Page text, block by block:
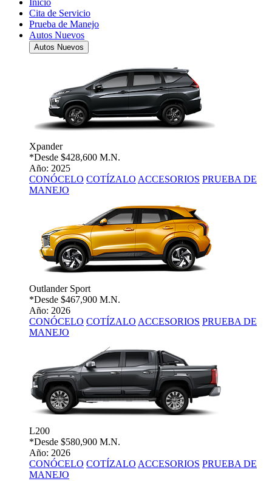
Inicio
Cita de Servicio
Prueba de Manejo
Autos Nuevos
Autos Nuevos
Xpander
*Desde $428,600 M.N.
Año: 2025
CONÓCELO COTÍZALO ACCESORIOS PRUEBA DE
MANEJO
Outlander Sport
*Desde $467,900 M.N.
Año: 2026
CONÓCELO COTÍZALO ACCESORIOS PRUEBA DE
MANEJO
L200
*Desde $580,900 M.N.
Año: 2026
CONÓCELO COTÍZALO ACCESORIOS PRUEBA DE
MANEJO